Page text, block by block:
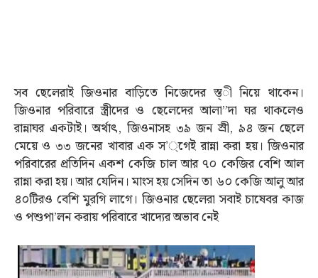
সব ছেলেরাই জিওনার বাড়িতে নিজেদের স্ত্ী নিয়ে থাকেন।
জিওনার পরিবারে স্ত্রীদের ও ছেলেদের আলা”দা ঘর থাকলেও
রান্নাঘর একটাই। অর্থাৎ, জিওনাসহ ৩৯ জন স্রী, ৯৪ জন ছেলে
মেয়ে ও ৩৩ জনের খাবার এক স’্গেই রান্না করা হয়। জিওনার
পরিবারের প্রতিদিন একশ কেজি চাল আর ৭০ কেজির বেশি আল
রান্না করা হয়। আর যেদিন। মাংস হয় সেদিন তা ৬০ কেজি আলু আর
৪০টিরও বেশি মুরগি লাগে। জিওনার ছেলেরা সবাই চাষেবর কাজ
ও পশুপা’লন করায় পরিবারে খাদ্যের অভাব নেই